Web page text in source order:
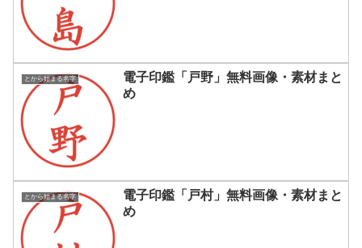
とから始まる名字
電子印鑑「戸野」無料画像・素材まと
め
とから始まる名字
電子印鑑「戸村」無料画像・素材まと
め